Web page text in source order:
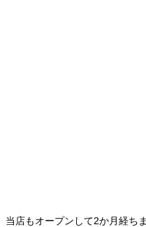
当店もオープンして2か月経ち